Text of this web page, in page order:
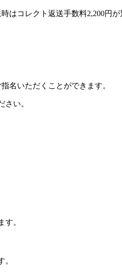
コレクト返送手数料2,200円が
名いただくことができます。
い。
。
。